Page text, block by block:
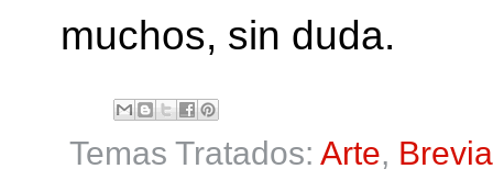
muchos, sin duda.
Temas Tratados: Arte,